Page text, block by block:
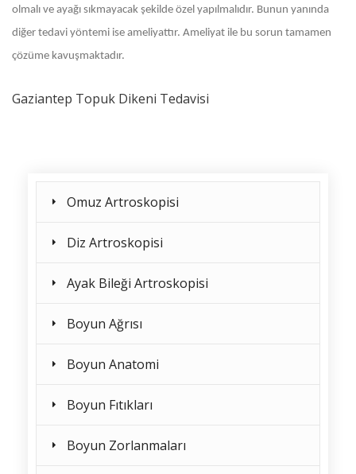
olmalı ve ayağı sıkmayacak şekilde özel yapılmalıdır. Bunun yanında
diğer tedavi yöntemi ise ameliyattır. Ameliyat ile bu sorun tamamen
çözüme kavuşmaktadır.
Gaziantep Topuk Dikeni Tedavisi
Omuz Artroskopisi
Diz Artroskopisi
Ayak Bileği Artroskopisi
Boyun Ağrısı
Boyun Anatomi
Boyun Fıtıkları
Boyun Zorlanmaları